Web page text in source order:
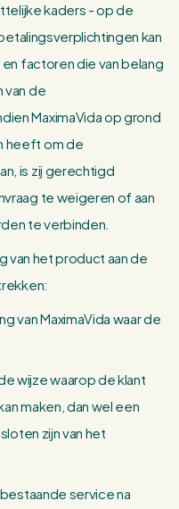
kaders - op de
kan
factoren die van belang
van de
MaximaVida op grond
heeft om de
is zij gerechtigd
te weigeren of aan
te verbinden.
van het product aan de
van MaximaVida waar de
wijze waarop de klant
maken, dan wel een
zijn van het
service na